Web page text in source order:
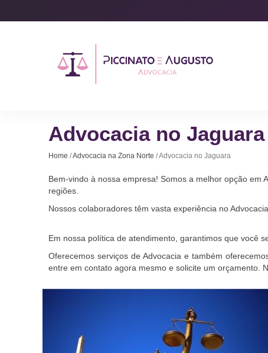
Advocacia no Jaguara
Home /Advocacia na Zona Norte / Advocacia no Jaguara
Bem-vindo à nossa empresa! Somos a melhor opção
regiões.
Nossos colaboradores têm vasta experiência no
Em nossa política de atendimento, garantimos que você
Oferecemos serviços de Advocacia e também
entre em contato agora mesmo e solicite um orçamento.